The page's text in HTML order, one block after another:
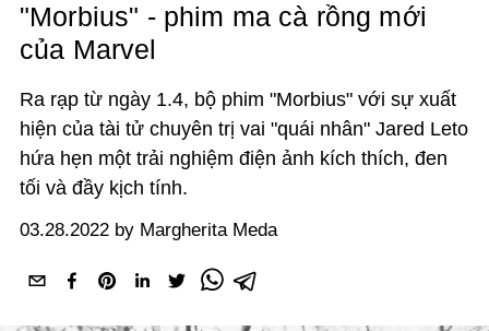
"Morbius" - phim ma cà rồng mới
của Marvel
Ra rạp từ ngày 1.4, bộ phim "Morbius" với sự xuất
hiện của tài tử chuyên trị vai "quái nhân" Jared Leto
hứa hẹn một trải nghiệm điện ảnh kích thích, đen
tối và đầy kịch tính.
03.28.2022 by Margherita Meda